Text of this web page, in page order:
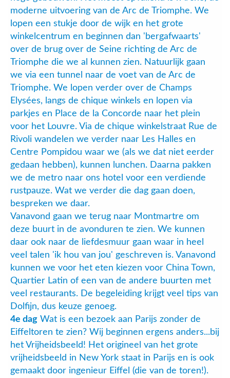
moderne uitvoering van de Arc de Triomphe. We
lopen een stukje door de wijk en het grote
winkelcentrum en beginnen dan 'bergafwaarts'
over de brug over de Seine richting de Arc de
Triomphe die we al kunnen zien. Natuurlijk gaan
we via een tunnel naar de voet van de Arc de
Triomphe. We lopen verder over de Champs
Elysées, langs de chique winkels en lopen via
parkjes en Place de la Concorde naar het plein
voor het Louvre. Via de chique winkelstraat Rue de
Rivoli wandelen we verder naar Les Halles en
Centre Pompidou waar we (als we dat niet eerder
gedaan hebben), kunnen lunchen. Daarna pakken
we de metro naar ons hotel voor een verdiende
rustpauze. Wat we verder die dag gaan doen,
bespreken we daar.
Vanavond gaan we terug naar Montmartre om
deze buurt in de avonduren te zien. We kunnen
daar ook naar de liefdesmuur gaan waar in heel
veel talen 'ik hou van jou' geschreven is. Vanavond
kunnen we voor het eten kiezen voor China Town,
Quartier Latin of een van de andere buurten met
veel restaurants. De begeleiding krijgt veel tips van
Dolfijn, dus keuze genoeg.
4e dag Wat is een bezoek aan Parijs zonder de
Eiffeltoren te zien? Wij beginnen ergens anders...bij
het Vrijheidsbeeld! Het origineel van het grote
vrijheidsbeeld in New York staat in Parijs en is ook
gemaakt door ingenieur Eiffel (die van de toren!).